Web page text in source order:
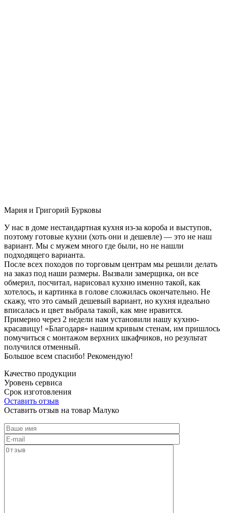
Мария и Григорий Бурковы
У нас в доме нестандартная кухня из-за короба и выступов,
поэтому готовые кухни (хоть они и дешевле) — это не наш
вариант. Мы с мужем много где были, но не нашли
подходящего варианта.
После всех походов по торговым центрам мы решили делать
на заказ под наши размеры. Вызвали замерщика, он все
обмерил, посчитал, нарисовал кухню именно такой, как
хотелось, и картинка в голове сложилась окончательно. Не
скажу, что это самый дешевый вариант, но кухня идеально
вписалась и цвет выбрала такой, как мне нравится.
Примерно через 2 недели нам установили нашу кухню-
красавицу! «Благодаря» нашим кривым стенам, им пришлось
помучиться с монтажом верхних шкафчиков, но результат
получился отменный.
Большое всем спасибо! Рекомендую!
Качество продукции
Уровень сервиса
Срок изготовления
Оставить отзыв
Оставить отзыв на товар Малуко